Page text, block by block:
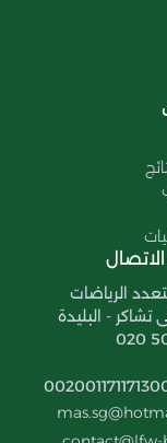
الرياضات
- البليدة
020